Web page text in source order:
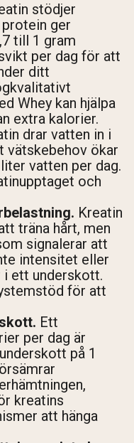
stödjer
ger
till 1 gram
per dag för att
ditt
Whey kan hjälpa
extra kalorier.
drar vatten in i
vätskebehov ökar
vatten per dag.
och
Kreatin
träna hårt, men
signalerar att
intensitet eller
i ett underskott.
för att
Ett
per dag är
på 1
kreatins
att hänga